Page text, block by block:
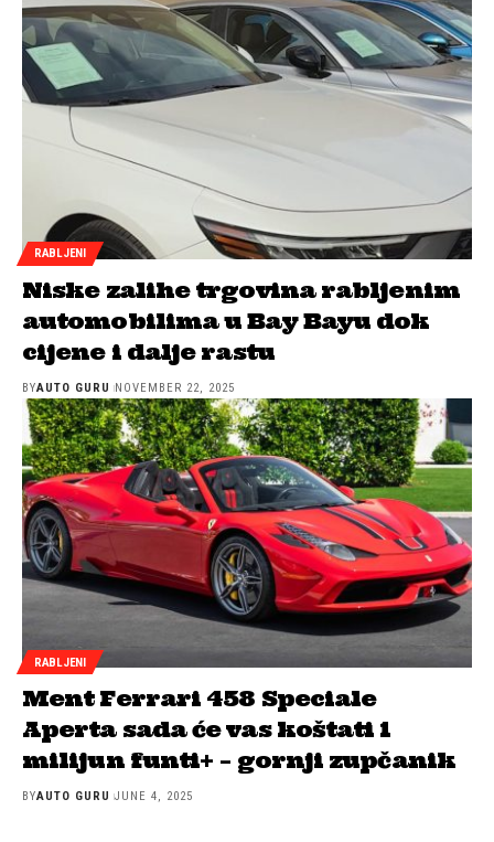
RABLJENI
Niske zalihe trgovina rabljenim
automobilima u Bay Bayu dok
cijene i dalje rastu
BYAUTO GURU NOVEMBER 22, 2025
RABLJENI
Ment Ferrari 458 Speciale
Aperta sada će vas koštati 1
milijun funti+ – gornji zupčanik
BYAUTO GURU JUNE 4, 2025